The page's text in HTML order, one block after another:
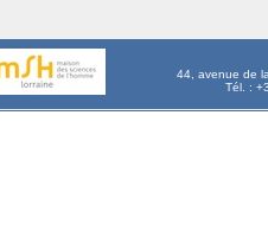
44, avenue de
Tél. :